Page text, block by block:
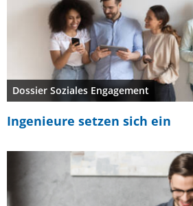
Dossier Soziales Engagement
Ingenieure setzen sich ein